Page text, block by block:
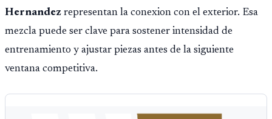
Hernandez representan la conexion con el exterior. Esa
mezcla puede ser clave para sostener intensidad de
entrenamiento y ajustar piezas antes de la siguiente
ventana competitiva.